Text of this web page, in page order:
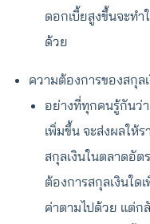
ดอกเบี้ยสูงขึ้นจะทำ
ด้วย
ความต้องการของสกุล
อย่างที่ทุกคนรู้กันว่
เพิ่มขึ้น จะส่งผลให้
สกุลเงินในตลาดอัต
ต้องการสกุลเงินใด
ค่าตามไปด้วย แต่ก